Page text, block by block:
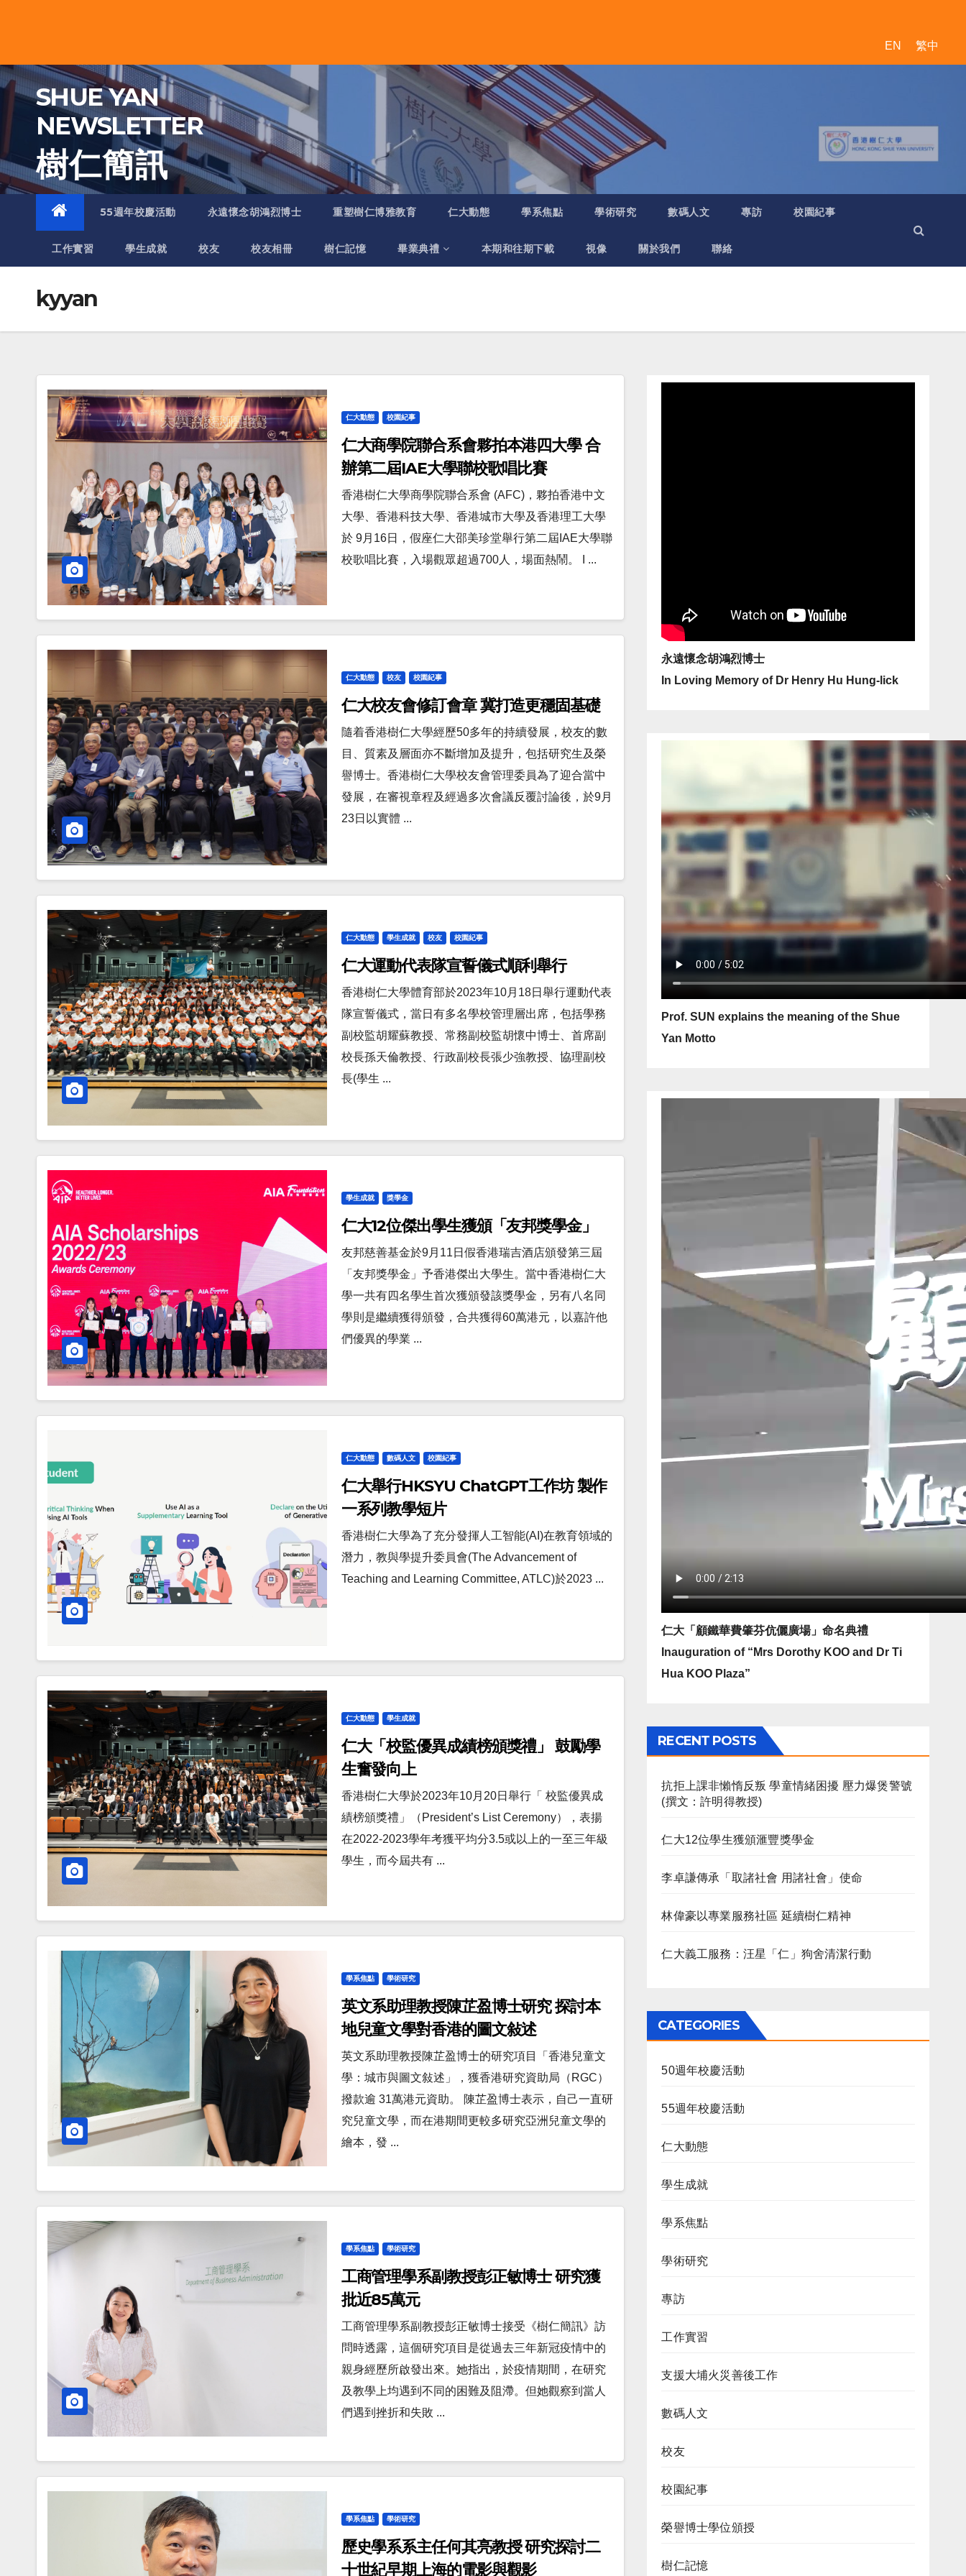
EN 繁中
SHUE YAN
NEWSLETTER
樹 仁 簡 訊
55週年校慶活動 永遠懷念胡鴻烈博士 重塑樹仁博雅教育 仁大動態 學系焦點 學術研究 數碼人文 專訪 校園紀事
工作實習 學生成就 校友 校友相冊 樹仁記憶 畢業典禮 本期和往期下載 視像 關於我們 聯絡
kyyan
仁大動態 校園紀事
仁大商學院聯合系會夥拍本港四大學 合
辦第二屆IAE大學聯校歌唱比賽
香港樹仁大學商學院聯合系會 (AFC)，夥拍香港中文
大學、香港科技大學、香港城市大學及香港理工大學
於 9月16日，假座仁大邵美珍堂舉行第二屆IAE大學聯
校歌唱比賽，入場觀眾超過700人，場面熱鬧。 I ...
仁大動態 校友 校園紀事
仁大校友會修訂會章 冀打造更穩固基礎
隨着香港樹仁大學經歷50多年的持續發展，校友的數
目、質素及層面亦不斷增加及提升，包括研究生及榮
譽博士。香港樹仁大學校友會管理委員為了迎合當中
發展，在審視章程及經過多次會議反覆討論後，於9月
23日以實體 ...
仁大動態 學生成就 校友 校園紀事
仁大運動代表隊宣誓儀式順利舉行
香港樹仁大學體育部於2023年10月18日舉行運動代表
隊宣誓儀式，當日有多名學校管理層出席，包括學務
副校監胡耀蘇教授、常務副校監胡懷中博士、首席副
校長孫天倫教授、行政副校長張少強教授、協理副校
長(學生 ...
學生成就 獎學金
仁大12位傑出學生獲頒「友邦獎學金」
友邦慈善基金於9月11日假香港瑞吉酒店頒發第三屆
「友邦獎學金」予香港傑出大學生。當中香港樹仁大
學一共有四名學生首次獲頒發該獎學金，另有八名同
學則是繼續獲得頒發，合共獲得60萬港元，以嘉許他
們優異的學業 ...
仁大動態 數碼人文 校園紀事
仁大舉行HKSYU ChatGPT工作坊 製作
一系列教學短片
香港樹仁大學為了充分發揮人工智能(AI)在教育領域的
潛力，教與學提升委員會(The Advancement of
Teaching and Learning Committee, ATLC)於2023 ...
仁大動態 學生成就
仁大「校監優異成績榜頒獎禮」 鼓勵學
生奮發向上
香港樹仁大學於2023年10月20日舉行「 校監優異成
績榜頒獎禮」（President’s List Ceremony），表揚
在2022-2023學年考獲平均分3.5或以上的一至三年級
學生，而今屆共有 ...
學系焦點 學術研究
英文系助理教授陳芷盈博士研究 探討本
地兒童文學對香港的圖文敍述
英文系助理教授陳芷盈博士的研究項目「香港兒童文
學：城市與圖文敍述」，獲香港研究資助局（RGC）
撥款逾 31萬港元資助。 陳芷盈博士表示，自己一直研
究兒童文學，而在港期間更較多研究亞洲兒童文學的
繪本，發 ...
學系焦點 學術研究
工商管理學系副教授彭正敏博士 研究獲
批近85萬元
工商管理學系副教授彭正敏博士接受《樹仁簡訊》訪
問時透露，這個研究項目是從過去三年新冠疫情中的
親身經歷所啟發出來。她指出，於疫情期間，在研究
及教學上均遇到不同的困難及阻滯。但她觀察到當人
們遇到挫折和失敗 ...
學系焦點 學術研究
歷史學系系主任何其亮教授 研究探討二
十世紀早期上海的電影與觀影
永遠懷念胡鴻烈博士
In Loving Memory of Dr Henry Hu Hung-lick
Prof. SUN explains the meaning of the Shue
Yan Motto
仁大「顧鐵華費肇芬伉儷廣場」命名典禮
Inauguration of “Mrs Dorothy KOO and Dr Ti
Hua KOO Plaza”
RECENT POSTS
抗拒上課非懶惰反叛 學童情緒困擾 壓力爆煲警號
(撰文：許明得教授)
仁大12位學生獲頒滙豐獎學金
李卓謙傳承「取諸社會 用諸社會」使命
林偉豪以專業服務社區 延續樹仁精神
仁大義工服務：汪星「仁」狗舍清潔行動
CATEGORIES
50週年校慶活動
55週年校慶活動
仁大動態
學生成就
學系焦點
學術研究
專訪
工作實習
支援大埔火災善後工作
數碼人文
校友
校園紀事
榮譽博士學位頒授
樹仁記憶